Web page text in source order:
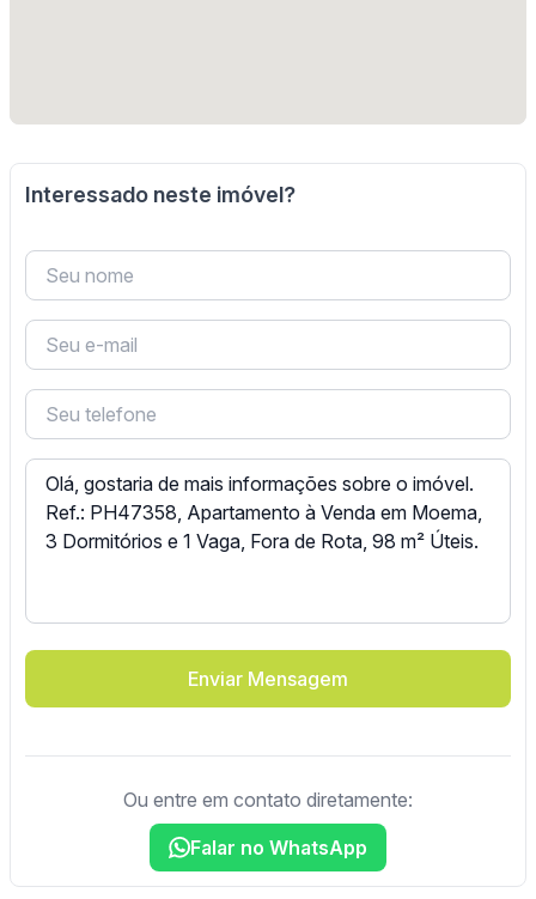
Interessado neste imóvel?
Enviar Mensagem
Ou entre em contato diretamente:
Falar no WhatsApp